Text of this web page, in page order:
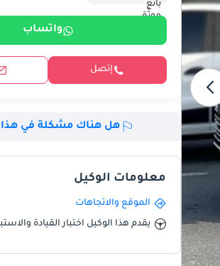
واتساب
إتصل
هل هناك مشكلة في هذا
معلومات الوكيل
الموقع والاتجاهات
يقدم هذا الوكيل اختبار القيادة